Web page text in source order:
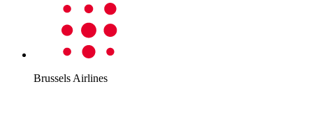
Brussels Airlines